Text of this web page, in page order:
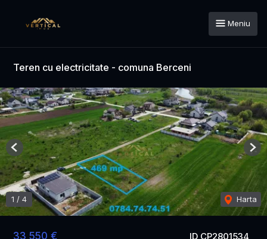
Meniu
Teren cu electricitate - comuna Berceni
ID CP2801534
33,550 €
1 / 4 Harta
Previous